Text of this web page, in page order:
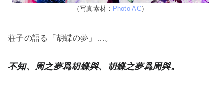
（写真素材： Photo AC）
荘子の語る「胡蝶の夢」…。
不知、周之夢爲胡蝶與、胡蝶之夢爲周與。